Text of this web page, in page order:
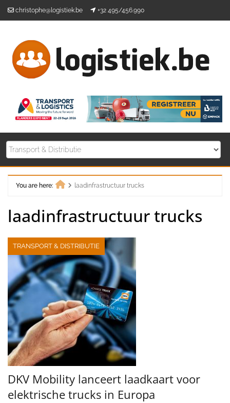
christophe@logistiek.be +32 495/456.990
You are here:
laadinfrastructuur trucks
laadinfrastructuur trucks
TRANSPORT & DISTRIBUTIE
DKV Mobility lanceert laadkaart voor
elektrische trucks in Europa